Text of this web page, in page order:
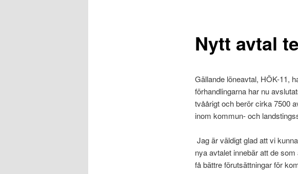
Nytt avtal
Gällande löneavtal, HÖK-11,
förhandlingarna har nu
tvåårigt och berör cirka 7500
inom kommun- och
Jag är väldigt glad att vi
nya avtalet innebär att de
få bättre förutsättningar för